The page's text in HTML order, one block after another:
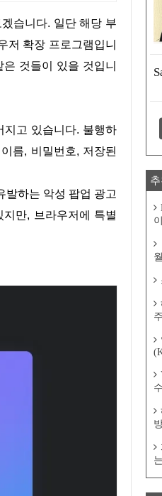
저 확장 프로그램입니
것들이 있을 것입니
지고 있습니다. 불행하
름, 비밀번호, 저장된
만, 브라우저에 특별